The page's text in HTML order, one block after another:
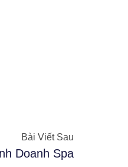
Bài Viết Sau
Doanh Spa